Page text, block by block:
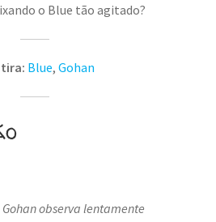
o Blue tão agitado?
tira: Blue, Gohan
Gohan observa lentamente